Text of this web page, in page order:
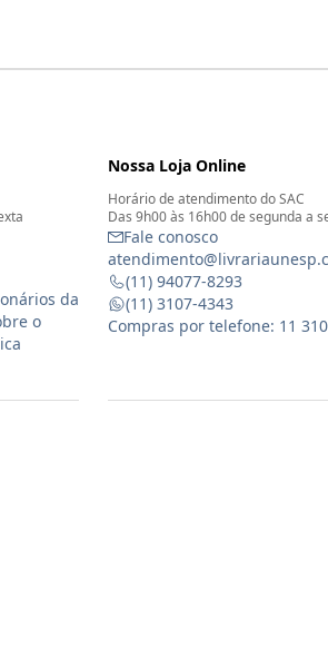
da
o
Nossa Loja Online
Horário de atendimento do SAC
Das 9h00 às 16h00 de segunda a
Fale conosco
(11) 94077-8293
(11) 3107-4343
Compras por telefone: 11